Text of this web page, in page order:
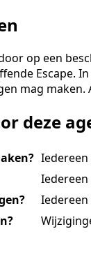
op een
Escape.
mag
deze
Iedereen